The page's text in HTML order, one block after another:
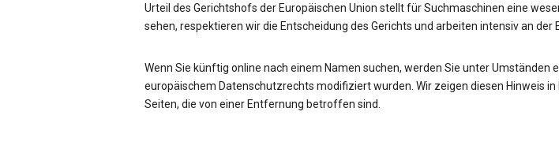
Urteil des Gerichtshofs der Europäischen Union stellt für Suchmaschinen eine
sehen, respektieren wir die Entscheidung des Gerichts und arbeiten intensiv an
Wenn Sie künftig online nach einem Namen suchen, werden Sie unter
europäischem Datenschutzrechts modifiziert wurden. Wir zeigen diesen Hinweis
Seiten, die von einer Entfernung betroffen sind.